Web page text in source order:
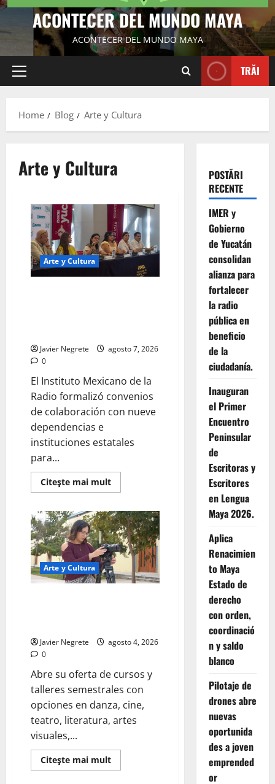
ACONTECER DEL MUNDO MAYA
ACONTECER DEL MUNDO MAYA
Primary
TRĂI
Home Blog Arte y Cultura
Arte y Cultura
Arte y Cultura
Javier Negrete
agosto 7, 2026
0
El Instituto Mexicano de la
Radio formalizó convenios
de colaboración con nueve
dependencias e
instituciones estatales
para...
Citeşte mai multRead
more
y
Gobierno
de
Yucatán
consolidan
alianza
para
fortalecer
la
ciudadanía.
Arte y Cultura
Javier Negrete
agosto 4, 2026
0
Abre su oferta de cursos y
talleres semestrales con
opciones en danza, cine,
teatro, literatura, artes
visuales,...
Citeşte mai multRead
more
POSTĂRI
RECENTE
IMER y
Gobierno
de Yucatán
consolidan
alianza para
fortalecer
la radio
pública en
beneficio
de la
ciudadanía.
Inauguran
el Primer
Encuentro
Peninsular
de
Escritoras y
Escritores
en Lengua
Maya 2026.
Aplica
Renacimien
to Maya
Estado de
derecho
con orden,
coordinació
n y saldo
blanco
Pilotaje de
drones abre
nuevas
oportunida
des a joven
emprended
or